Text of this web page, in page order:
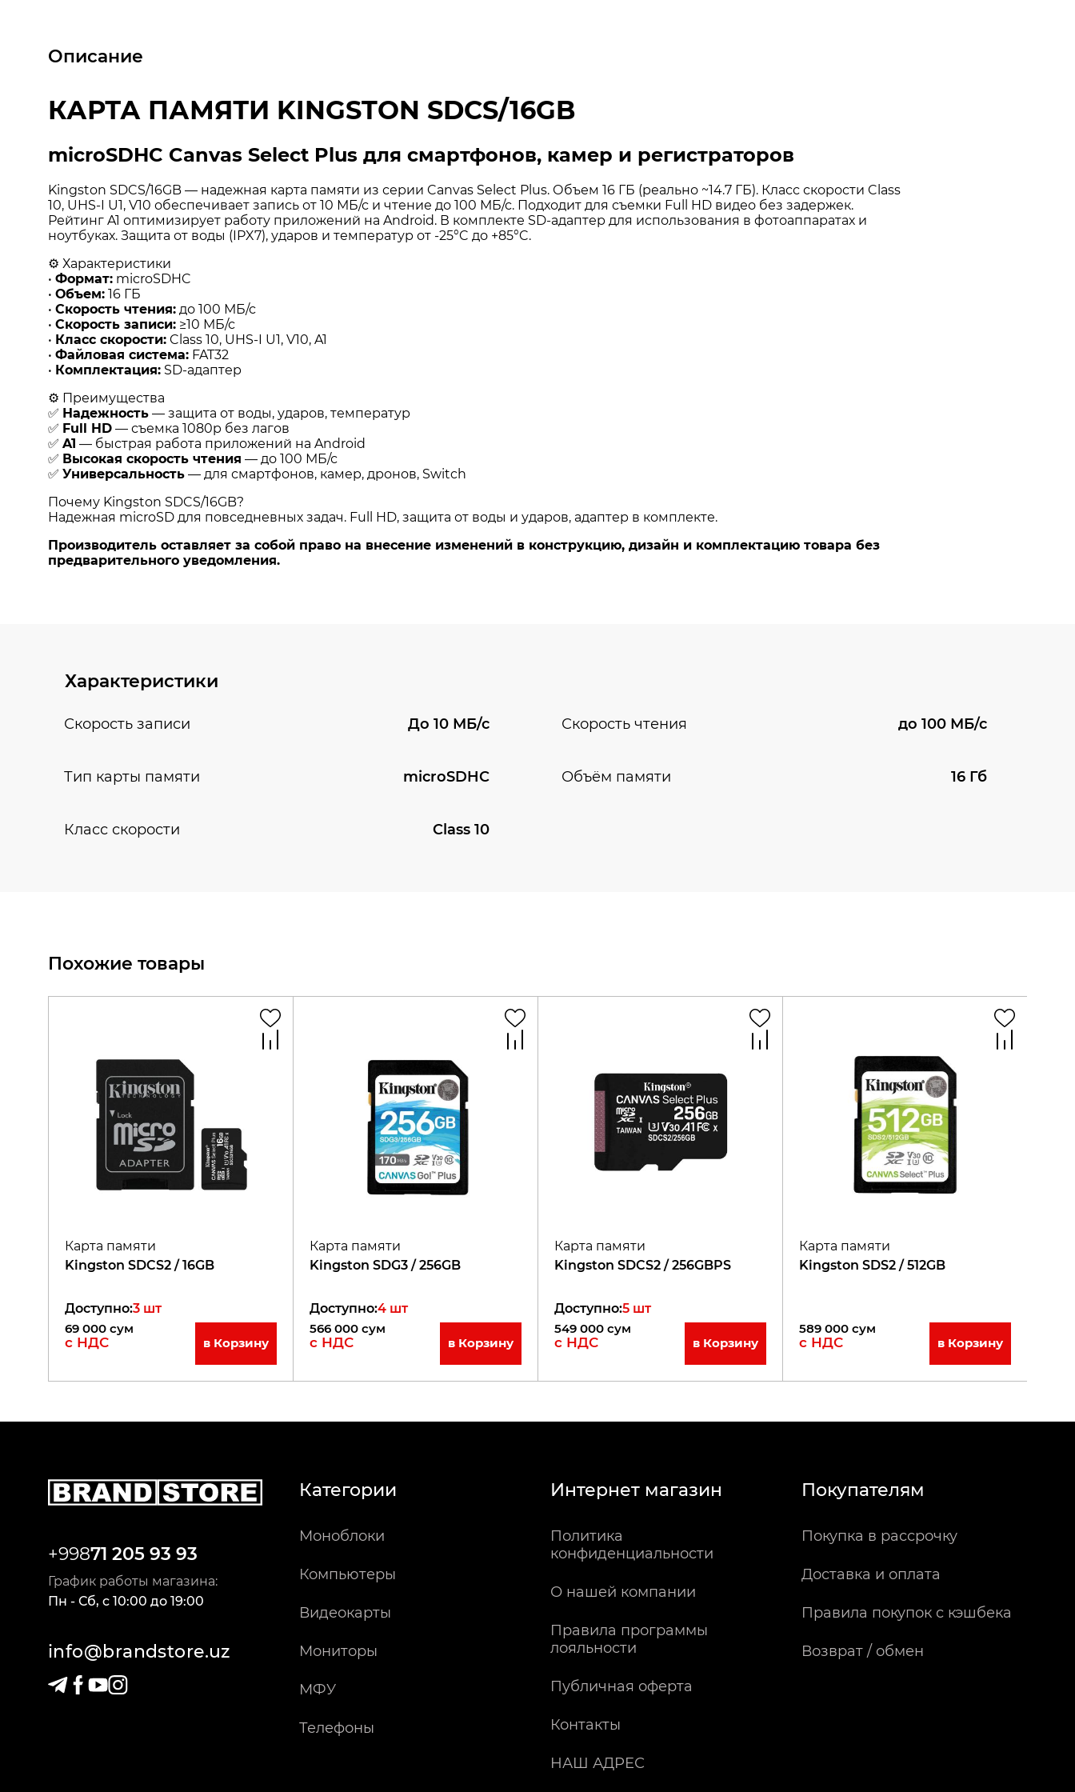
Описание
Характеристики
Скорость записи До 10 МБ/с Скорость чтения до 100 МБ/с
Тип карты памяти microSDHC Объём памяти 16 Гб
Класс скорости Class 10
Похожие товары
Карта памяти
Kingston SDCS2 / 16GB
Доступно:3 шт
69 000 сум
с НДС в Корзину
Карта памяти
Kingston SDG3 / 256GB
Доступно:4 шт
566 000 сум
с НДС в Корзину
Карта памяти
Kingston SDCS2 / 256GBPS
Доступно:5 шт
549 000 сум
с НДС в Корзину
Карта памяти
Kingston SDS2 / 512GB
589 000 сум
с НДС в Корзину
+99871 205 93 93
График работы магазина:
Пн - Сб, c 10:00 до 19:00
info@brandstore.uz
Категории
Моноблоки
Компьютеры
Видеокарты
Мониторы
МФУ
Телефоны
Интернет магазин
Политика
конфиденциальности
О нашей компании
Правила программы
лояльности
Публичная оферта
Контакты
НАШ АДРЕС
Покупателям
Покупка в рассрочку
Доставка и оплата
Правила покупок с кэшбека
Возврат / обмен